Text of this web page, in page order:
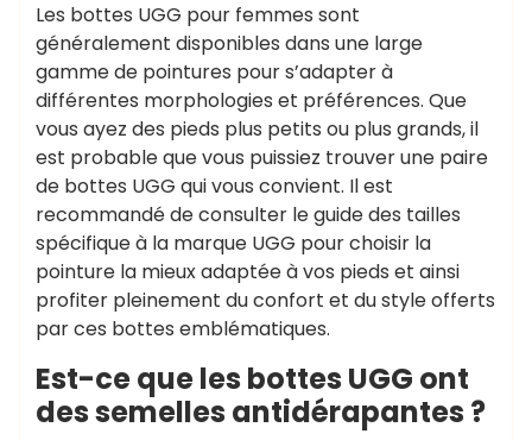
Les bottes UGG pour femmes sont
généralement disponibles dans une large
gamme de pointures pour s’adapter à
différentes morphologies et préférences. Que
vous ayez des pieds plus petits ou plus grands, il
est probable que vous puissiez trouver une paire
de bottes UGG qui vous convient. Il est
recommandé de consulter le guide des tailles
spécifique à la marque UGG pour choisir la
pointure la mieux adaptée à vos pieds et ainsi
profiter pleinement du confort et du style offerts
par ces bottes emblématiques.
Est-ce que les bottes UGG ont
des semelles antidérapantes ?